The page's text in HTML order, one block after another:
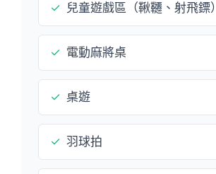
✓ 兒童遊戲區（鞦韆、射飛鏢）
✓ 電動麻將桌
✓ 桌遊
✓ 羽球拍